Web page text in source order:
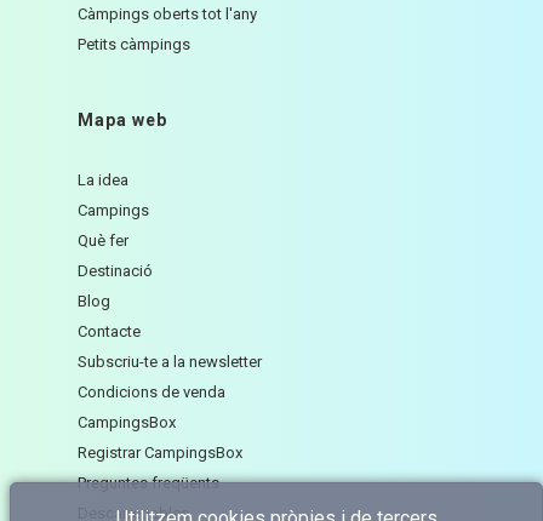
Càmpings oberts tot l'any
Petits càmpings
Mapa web
La idea
Campings
Què fer
Destinació
Blog
Contacte
Subscriu-te a la newsletter
Condicions de venda
CampingsBox
Registrar CampingsBox
Preguntes freqüents
Descarregables